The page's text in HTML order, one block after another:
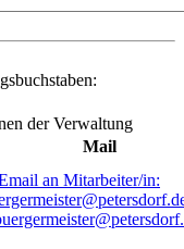
der Verwaltung
Mail